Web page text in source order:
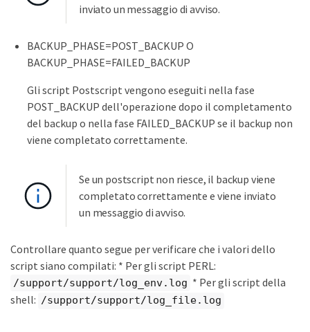
inviato un messaggio di avviso.
BACKUP_PHASE=POST_BACKUP O
BACKUP_PHASE=FAILED_BACKUP
Gli script Postscript vengono eseguiti nella fase
POST_BACKUP dell'operazione dopo il completamento
del backup o nella fase FAILED_BACKUP se il backup non
viene completato correttamente.
Se un postscript non riesce, il backup viene
completato correttamente e viene inviato
un messaggio di avviso.
Controllare quanto segue per verificare che i valori dello
script siano compilati: * Per gli script PERL:
/support/support/log_env.log * Per gli script della
shell: /support/support/log_file.log